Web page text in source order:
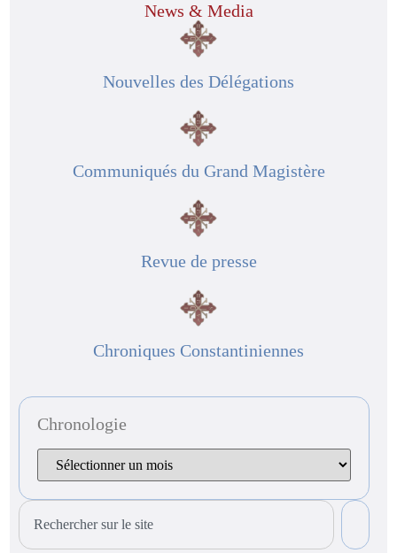
News & Media
Nouvelles des Délégations
Communiqués du Grand Magistère
Revue de presse
Chroniques Constantiniennes
Chronologie